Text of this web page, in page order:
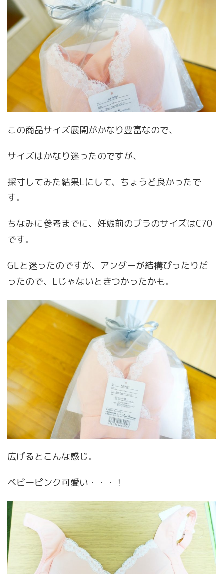
この商品サイズ展開がかなり豊富なので、
サイズはかなり迷ったのですが、
採寸してみた結果Lにして、ちょうど良かったで
す。
ちなみに参考までに、妊娠前のブラのサイズはC70
です。
GLと迷ったのですが、アンダーが結構ぴったりだ
ったので、Lじゃないときつかったかも。
広げるとこんな感じ。
ベビーピンク可愛い・・・！